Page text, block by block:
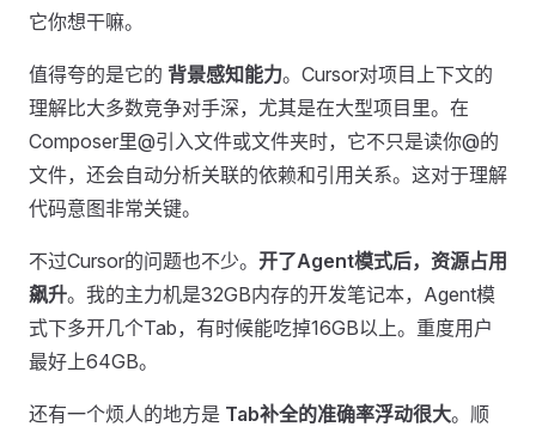
它你想干嘛。
值得夸的是它的 背景感知能力。Cursor对项目上下文的
理解比大多数竞争对手深，尤其是在大型项目里。在
Composer里@引入文件或文件夹时，它不只是读你@的
文件，还会自动分析关联的依赖和引用关系。这对于理解
代码意图非常关键。
不过Cursor的问题也不少。 开了Agent模式后，资源占用
飙升。我的主力机是32GB内存的开发笔记本，Agent模
式下多开几个Tab，有时候能吃掉16GB以上。重度用户
最好上64GB。
还有一个烦人的地方是 Tab补全的准确率浮动很大。顺